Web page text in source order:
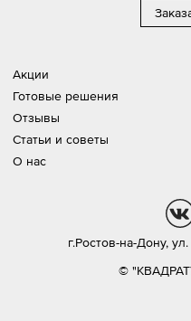
Акции
Готовые решения
Отзывы
Статьи и советы
О нас
©
г.Ростов-на-Дону,